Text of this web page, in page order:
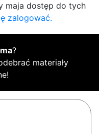
maja dostęp do tych
zalogować.
?
materiały